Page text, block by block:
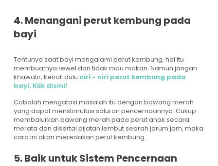
4. Menangani perut kembung pada
bayi
Tentunya saat bayi mengalami perut kembung, hal itu
membuatnya rewel dan tidak mau makan. Namun jangan
khawatir, kenali dulu ciri - ciri perut kembung pada
bayi. Klik disini!
Cobalah mengatasi masalah itu dengan bawang merah
yang dapat menstimulasi saluran pencernaannya. Cukup
membalurkan bawang merah pada perut anak secara
merata dan disertai pijatan lembut searah jarum jam, maka
cara ini akan meredakan perut kembung.
5. Baik untuk Sistem Pencernaan